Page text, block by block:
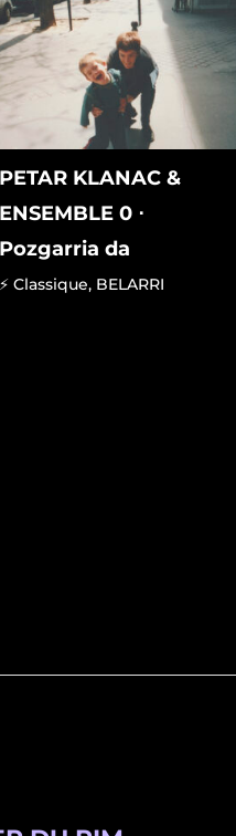
PETAR KLANAC &
ENSEMBLE 0 ⋅
Pozgarria da
⚡ Classique, BELARRI